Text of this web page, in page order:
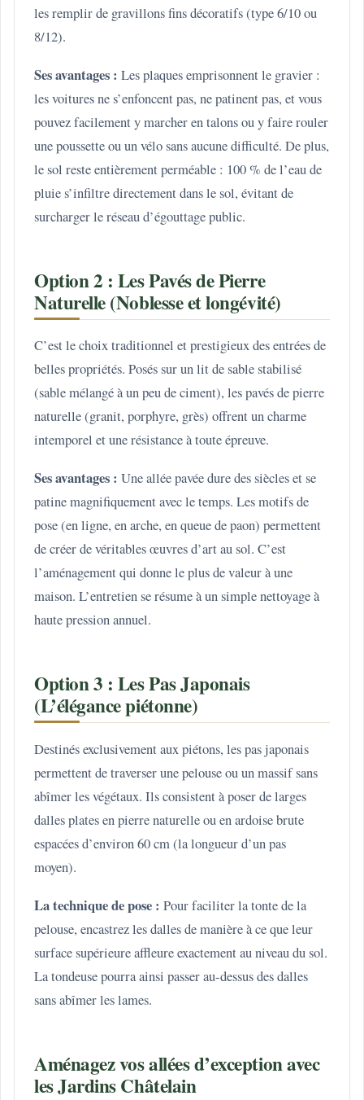
les remplir de gravillons fins décoratifs (type 6/10 ou
8/12).
Ses avantages : Les plaques emprisonnent le gravier :
les voitures ne s’enfoncent pas, ne patinent pas, et vous
pouvez facilement y marcher en talons ou y faire rouler
une poussette ou un vélo sans aucune difficulté. De plus,
le sol reste entièrement perméable : 100 % de l’eau de
pluie s’infiltre directement dans le sol, évitant de
surcharger le réseau d’égouttage public.
Option 2 : Les Pavés de Pierre
Naturelle (Noblesse et longévité)
C’est le choix traditionnel et prestigieux des entrées de
belles propriétés. Posés sur un lit de sable stabilisé
(sable mélangé à un peu de ciment), les pavés de pierre
naturelle (granit, porphyre, grès) offrent un charme
intemporel et une résistance à toute épreuve.
Ses avantages : Une allée pavée dure des siècles et se
patine magnifiquement avec le temps. Les motifs de
pose (en ligne, en arche, en queue de paon) permettent
de créer de véritables œuvres d’art au sol. C’est
l’aménagement qui donne le plus de valeur à une
maison. L’entretien se résume à un simple nettoyage à
haute pression annuel.
Option 3 : Les Pas Japonais
(L’élégance piétonne)
Destinés exclusivement aux piétons, les pas japonais
permettent de traverser une pelouse ou un massif sans
abîmer les végétaux. Ils consistent à poser de larges
dalles plates en pierre naturelle ou en ardoise brute
espacées d’environ 60 cm (la longueur d’un pas
moyen).
La technique de pose : Pour faciliter la tonte de la
pelouse, encastrez les dalles de manière à ce que leur
surface supérieure affleure exactement au niveau du sol.
La tondeuse pourra ainsi passer au-dessus des dalles
sans abîmer les lames.
Aménagez vos allées d’exception avec
les Jardins Châtelain